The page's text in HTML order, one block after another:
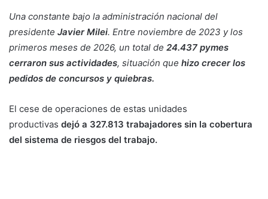
Una constante bajo la administración nacional del
presidente Javier Milei. Entre noviembre de 2023 y los
primeros meses de 2026, un total de 24.437 pymes
cerraron sus actividades, situación que hizo crecer los
pedidos de concursos y quiebras.
El cese de operaciones de estas unidades
productivas dejó a 327.813 trabajadores sin la cobertura
del sistema de riesgos del trabajo.